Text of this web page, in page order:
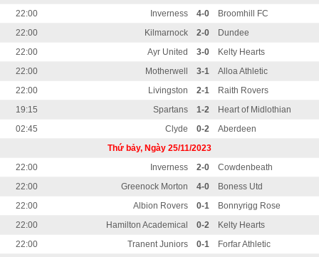
22:00
Inverness 4-0
Broomhill FC
22:00
Kilmarnock 2-0
Dundee
22:00
Ayr United 3-0
Kelty Hearts
22:00
Motherwell 3-1
Alloa Athletic
22:00
Livingston 2-1
Raith Rovers
19:15
Spartans 1-2
Heart of Midlothian
02:45
Clyde 0-2
Aberdeen
Thứ bảy, Ngày 25/11/2023
22:00
Inverness 2-0
Cowdenbeath
22:00
Greenock Morton 4-0
Boness Utd
22:00
Albion Rovers 0-1
Bonnyrigg Rose
22:00
Hamilton Academical 0-2
Kelty Hearts
22:00
Tranent Juniors 0-1
Forfar Athletic